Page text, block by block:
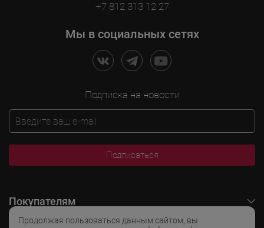
Продолжая пользоваться данным сайтом, вы
+7 812 313 12 27
Мы в социальных сетях
Подписка на новости
Подписаться
Покупателям